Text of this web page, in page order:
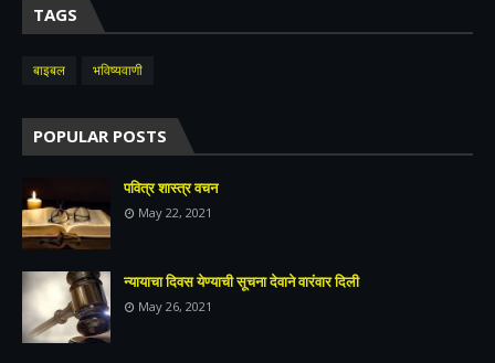
TAGS
बाइबल भविष्यवाणी
POPULAR POSTS
पवित्र शास्त्र वचन
May 22, 2021
न्यायाचा दिवस येण्याची सूचना देवाने वारंवार दिली
May 26, 2021